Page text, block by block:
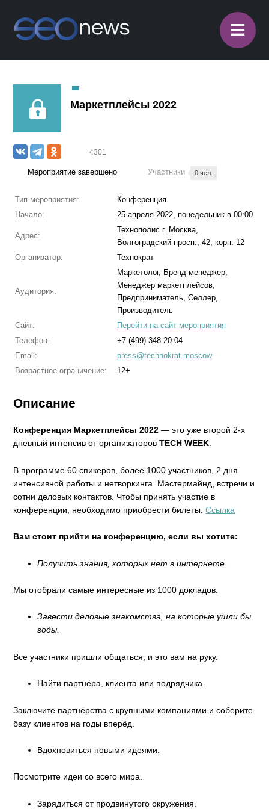
≡
Маркетплейсы 2022
4301
Мероприятие завершено Участники 0 чел.
Тип мероприятия:
Конференция
Начало:
25 апреля 2022, понедельник в 00:00
Адрес:
Технополис г. Москва,
Волгоградский просп., 42, корп. 12
Организатор:
Технократ
Аудитория:
Маркетолог, Бренд менеджер,
Менеджер маркетплейсов,
Предприниматель, Селлер,
Производитель
Сайт:
Перейти на сайт мероприятия
Телефон:
+7 (499) 348-20-04
Email:
press@technokrat.moscow
Возрастное ограничение:
12+
Описание
Конференция Маркетплейсы 2022 — это уже второй 2-х
дневный интенсив от организаторовTECH WEEK.
В программе 60 спикеров, более 1000 участников, 2 дня
интенсивной работы и нетворкинга. Мастермайнд, встречи и
сотни деловых контактов. Чтобы принять участие в
конференции, необходимо приобрести билеты.Ссылка
Вам стоит прийти на конференцию, если вы хотите:
Получить знания, которых нет в интернете
Мы отобрали самые интересные из 1000 докладов.
Завести деловые знакомства, на которые ушли бы
годы.
Все участники пришли общаться, и это вам на руку.
Найти партнёра, клиента или подрядчика.
Заключите партнёрства с крупными компаниями и соберите
базу клиентов на годы вперёд.
Вдохновиться новыми идеями.
Посмотрите идеи со всего мира.
Зарядиться от продвинутого окружения.